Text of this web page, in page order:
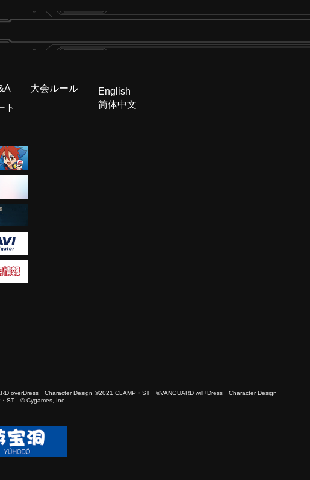
ドch
大会ルール
ト
English
简体中文
overDress Character Design ©2021 CLAMP・ST ©VANGUARD will+Dress Character Design
ST © Cygames, Inc.